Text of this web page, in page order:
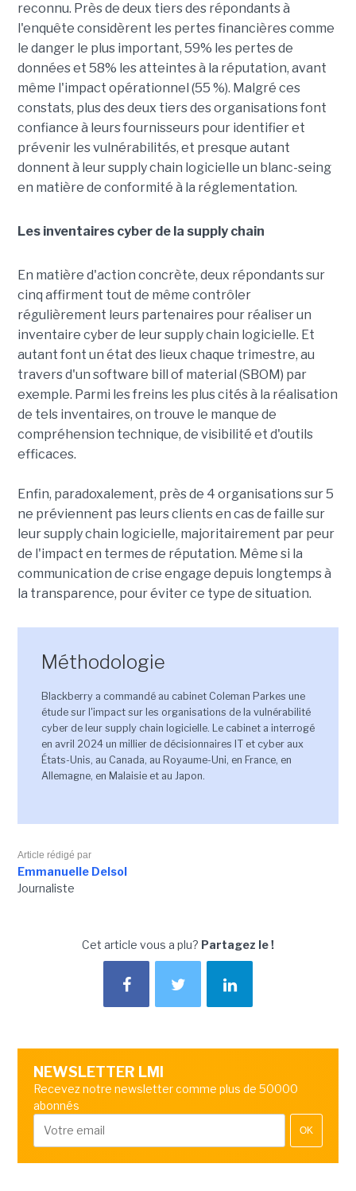
reconnu. Près de deux tiers des répondants à
l'enquête considèrent les pertes financières comme
le danger le plus important, 59% les pertes de
données et 58% les atteintes à la réputation, avant
même l'impact opérationnel (55 %). Malgré ces
constats, plus des deux tiers des organisations font
confiance à leurs fournisseurs pour identifier et
prévenir les vulnérabilités, et presque autant
donnent à leur supply chain logicielle un blanc-seing
en matière de conformité à la réglementation.
Les inventaires cyber de la supply chain
En matière d'action concrète, deux répondants sur
cinq affirment tout de même contrôler
régulièrement leurs partenaires pour réaliser un
inventaire cyber de leur supply chain logicielle. Et
autant font un état des lieux chaque trimestre, au
travers d'un software bill of material (SBOM) par
exemple. Parmi les freins les plus cités à la réalisation
de tels inventaires, on trouve le manque de
compréhension technique, de visibilité et d'outils
efficaces.
Enfin, paradoxalement, près de 4 organisations sur 5
ne préviennent pas leurs clients en cas de faille sur
leur supply chain logicielle, majoritairement par peur
de l'impact en termes de réputation. Même si la
communication de crise engage depuis longtemps à
la transparence, pour éviter ce type de situation.
Méthodologie
Blackberry a commandé au cabinet Coleman Parkes une
étude sur l'impact sur les organisations de la vulnérabilité
cyber de leur supply chain logicielle. Le cabinet a interrogé
en avril 2024 un millier de décisionnaires IT et cyber aux
États-Unis, au Canada, au Royaume-Uni, en France, en
Allemagne, en Malaisie et au Japon.
Article rédigé par
Emmanuelle Delsol
Journaliste
Cet article vous a plu? Partagez le !
NEWSLETTER LMI
Recevez notre newsletter comme plus de 50000
abonnés
OK